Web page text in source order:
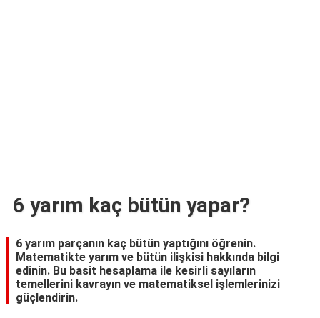
6 yarım kaç bütün yapar?
6 yarım parçanın kaç bütün yaptığını öğrenin.
Matematikte yarım ve bütün ilişkisi hakkında bilgi
edinin. Bu basit hesaplama ile kesirli sayıların
temellerini kavrayın ve matematiksel işlemlerinizi
güçlendirin.